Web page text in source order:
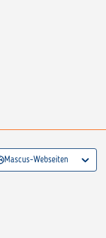
Mascus-Webseiten